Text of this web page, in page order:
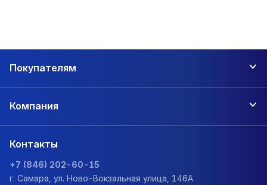
Покупателям
Компания
Контакты
+7 (846) 202-60-15
г. Самара, ул. Ново-Вокзальная улица, 146А